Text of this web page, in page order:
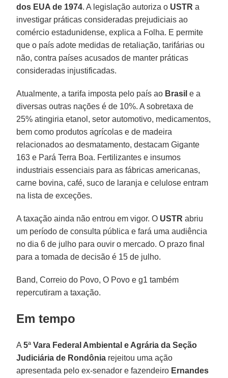
dos EUA de 1974. A legislação autoriza o USTR a
investigar práticas consideradas prejudiciais ao
comércio estadunidense, explica a Folha. E permite
que o país adote medidas de retaliação, tarifárias ou
não, contra países acusados de manter práticas
consideradas injustificadas.
Atualmente, a tarifa imposta pelo país ao Brasil e a
diversas outras nações é de 10%. A sobretaxa de
25% atingiria etanol, setor automotivo, medicamentos,
bem como produtos agrícolas e de madeira
relacionados ao desmatamento, destacam Gigante
163 e Pará Terra Boa. Fertilizantes e insumos
industriais essenciais para as fábricas americanas,
carne bovina, café, suco de laranja e celulose entram
na lista de exceções.
A taxação ainda não entrou em vigor. O USTR abriu
um período de consulta pública e fará uma audiência
no dia 6 de julho para ouvir o mercado. O prazo final
para a tomada de decisão é 15 de julho.
Band, Correio do Povo, O Povo e g1 também
repercutiram a taxação.
Em tempo
A5ªVara Federal Ambiental e Agrária da Seção
Judiciária de Rondônia rejeitou uma ação
apresentada pelo ex-senador e fazendeiro Ernandes